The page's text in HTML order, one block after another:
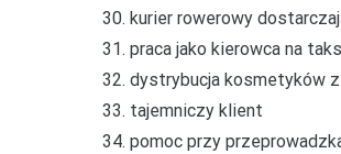
kurier rowerowy
praca jako kierowca na
dystrybucja kosmetyków
tajemniczy klient
pomoc przy